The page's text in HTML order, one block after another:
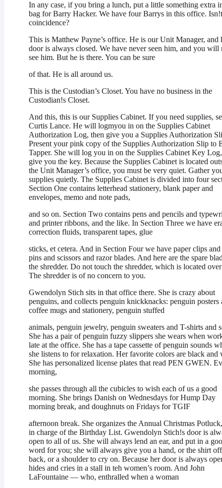
In any case, if you bring a lunch, put a little something extra
bag for Barry Hacker. We have four Barrys in this office.
coincidence?
This is Matthew Payne’s office. He is our Unit Manager, and
door is always closed. We have never seen him, and you will
see him. But he is there. You can be sure
of that. He is all around us.
This is the Custodian’s Closet. You have no business in the
Custodian!s Closet.
And this, this is our Supplies Cabinet. If you need supplies,
Curtis Lance. He will logmyou in on the Supplies Cabinet
Authorization Log, then give you a Supplies Authorization
Present your pink copy of the Supplies Authorization Slip to
Tapper. She will log you in on the Supplies Cabinet Key
give you the key. Because the Supplies Cabinet is located
the Unit Manager’s office, you must be very quiet. Gather
supplies quietly. The Supplies Cabinet is divided into four
Section One contains letterhead stationery, blank paper and
envelopes, memo and note pads,
and so on. Section Two contains pens and pencils and
and printer ribbons, and the like. In Section Three we have
correction fluids, transparent tapes, glue
sticks, et cetera. And in Section Four we have paper clips and
pins and scissors and razor blades. And here are the spare
the shredder. Do not touch the shredder, which is located
The shredder is of no concern to you.
Gwendolyn Stich sits in that office there. She is crazy about
penguins, and collects penguin knickknacks: penguin posters
coffee mugs and stationery, penguin stuffed
animals, penguin jewelry, penguin sweaters and T-shirts and
She has a pair of penguin fuzzy slippers she wears when
late at the office. She has a tape cassette of penguin sounds
she listens to for relaxation. Her favorite colors are black and
She has personalized license plates that read PEN GWEN.
morning,
she passes through all the cubicles to wish each of us a good
morning. She brings Danish on Wednesdays for Hump Day
morning break, and doughnuts on Fridays for TGIF
afternoon break. She organizes the Annual Christmas
in charge of the Birthday List. Gwendolyn Stich!s door is
open to all of us. She will always lend an ear, and put in a
word for you; she will always give you a hand, or the shirt
back, or a shoulder to cry on. Because her door is always
hides and cries in a stall in teh women’s room. And John
LaFountaine — who, enthralled when a woman